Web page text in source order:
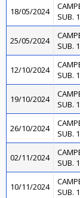
18/05/2024
SUB.
25/05/2024
SUB.
12/10/2024
SUB.
19/10/2024
SUB.
26/10/2024
SUB.
02/11/2024
SUB.
10/11/2024
SUB.